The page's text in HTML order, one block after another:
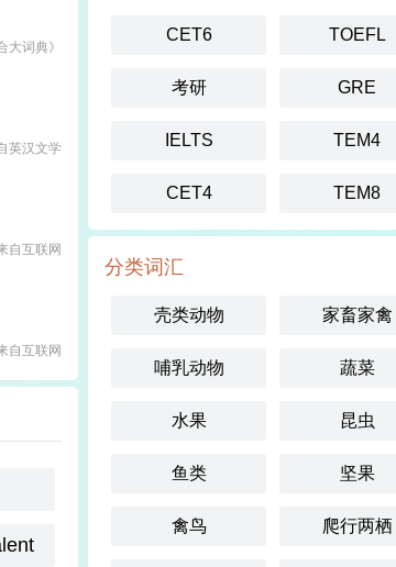
大词典》
英汉文学
自互联网
自互联网
CET6 TOEFL
考研 GRE
IELTS TEM4
CET4 TEM8
分类词汇
壳类动物 家畜家禽
哺乳动物 蔬菜
水果 昆虫
鱼类 坚果
禽鸟 爬行两栖